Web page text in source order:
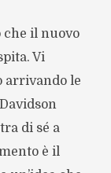
che il nuovo
Vi
arrivando le
di sé a
è il